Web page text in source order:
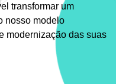
transformar um
nosso modelo
modernização das suas